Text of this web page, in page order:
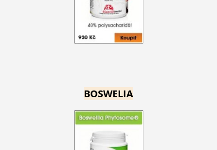
BOSWELIA